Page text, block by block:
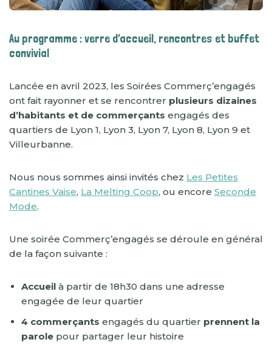
Au programme : verre d’accueil, rencontres et buffet
convivial
Lancée en avril 2023, les Soirées Commerç’engagés
ont fait rayonner et se rencontrer plusieurs dizaines
d’habitants et de commerçants engagés des
quartiers de Lyon 1, Lyon 3, Lyon 7, Lyon 8, Lyon 9 et
Villeurbanne.
Nous nous sommes ainsi invités chez Les Petites
Cantines Vaise, La Melting Coop, ou encore Seconde
Mode.
Une soirée Commerç’engagés se déroule en général
de la façon suivante :
Accueil à partir de 18h30 dans une adresse
engagée de leur quartier
4 commerçants engagés du quartier prennent la
parole pour partager leur histoire